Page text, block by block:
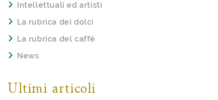
Intellettuali ed artisti
La rubrica dei dolci
La rubrica del caffè
News
Ultimi articoli